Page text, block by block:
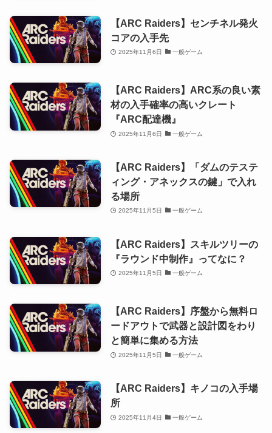
【ARC Raiders】センチネル発火
コアの入手先
2025年11月6日 一般ゲーム
【ARC Raiders】ARC系の良い素
材の入手確率の高いクレート
『ARC配達機』
2025年11月6日 一般ゲーム
【ARC Raiders】「ダムのテステ
ィング・アネックスの鍵」で入れ
る場所
2025年11月5日 一般ゲーム
【ARC Raiders】スキルツリーの
『ラウンド中制作』ってなに？
2025年11月5日 一般ゲーム
【ARC Raiders】序盤から無料ロ
ードアウトで武器と設計図をわり
と簡単に集める方法
2025年11月5日 一般ゲーム
【ARC Raiders】キノコの入手場
所
2025年11月4日 一般ゲーム